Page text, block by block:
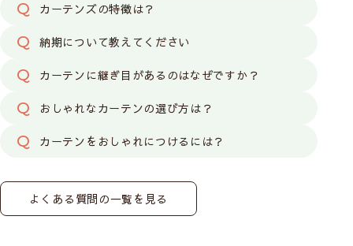
カーテンズの特徴は？
納期について教えてください
カーテンに継ぎ目があるのはなぜですか？
おしゃれなカーテンの選び方は？
カーテンをおしゃれにつけるには？
よくある質問の一覧を見る